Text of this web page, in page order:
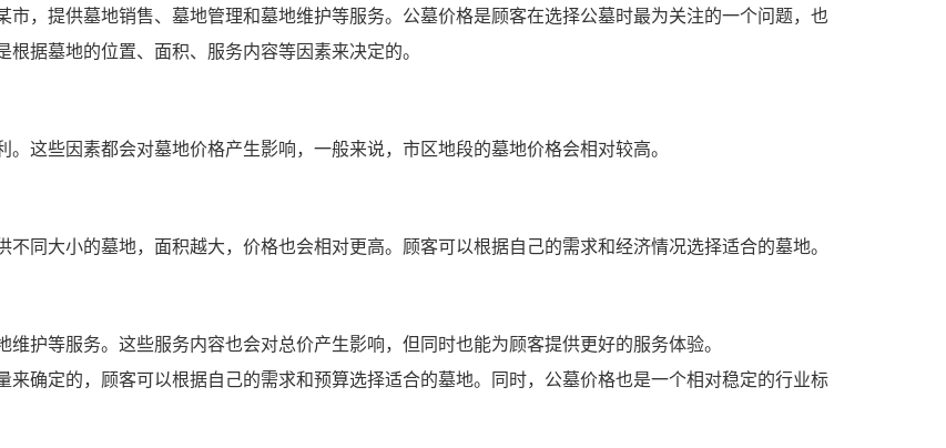
，提供墓地销售、墓地管理和墓地维护等服务。公墓价格是顾客在选择公墓时最为关注的一个问题，也
据墓地的位置、面积、服务内容等因素来决定的。
这些因素都会对墓地价格产生影响，一般来说，市区地段的墓地价格会相对较高。
同大小的墓地，面积越大，价格也会相对更高。顾客可以根据自己的需求和经济情况选择适合的墓地。
护等服务。这些服务内容也会对总价产生影响，但同时也能为顾客提供更好的服务体验。
确定的，顾客可以根据自己的需求和预算选择适合的墓地。同时，公墓价格也是一个相对稳定的行业标